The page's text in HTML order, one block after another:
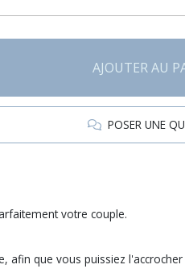
AJOUTER AU
POSER UNE
votre couple.
que vous puissiez